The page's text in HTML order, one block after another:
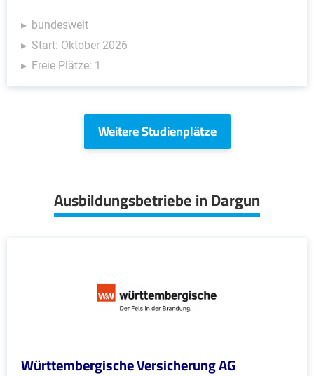
bundesweit
Start: Oktober 2026
Freie Plätze: 1
Weitere Studienplätze
Ausbildungsbetriebe in Dargun
Württembergische Versicherung AG